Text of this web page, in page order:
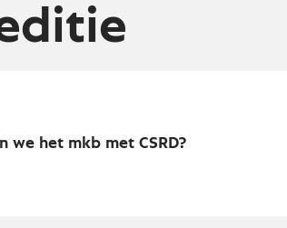
we het mkb met CSRD?